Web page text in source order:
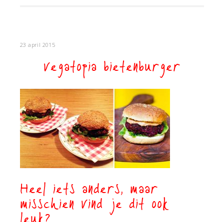
23 april 2015
vegatopia bietenburger
Heel iets anders, maar
misschien vind je dit ook